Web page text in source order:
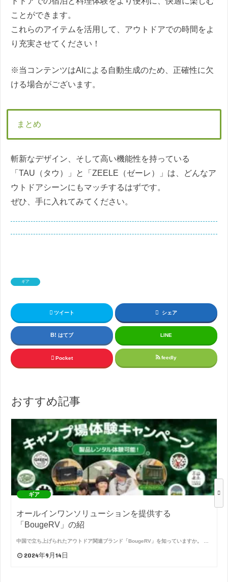
ことができます。
これらのアイテムを活用して、アウトドアでの時間をよ
り充実させてください！
※当コンテンツはAIによる自動生成のため、正確性に欠
ける場合がございます。
まとめ
斬新なデザイン、そして高い機能性を持っている
「TAU（タウ）」と「ZEELE（ゼーレ）」は、どんなア
ウトドアシーンにもマッチするはずです。
ぜひ、手に入れてみてください。
ギア
ツイート シェア
はてブ LINE
Pocket feedly
おすすめ記事
ギア
オールインワンソリューションを提供する
「BougeRV」の紹
中国で立ち上げられたアウトドア関連ブランド「BougeRV」を知っていますか。 …
2024年9月14日